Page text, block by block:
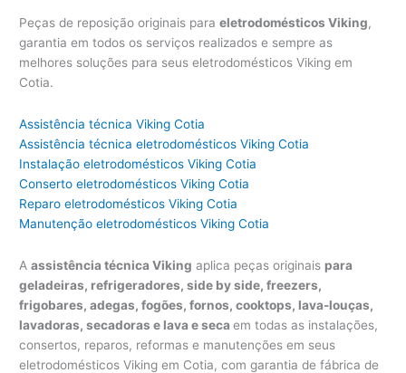
Peças de reposição originais paraeletrodomésticos Viking,
garantia em todos os serviços realizados e sempre as
melhores soluções para seus eletrodomésticos Viking em
Cotia.
Assistência técnica Viking Cotia
Assistência técnica eletrodomésticos Viking Cotia
Instalação eletrodomésticos Viking Cotia
Conserto eletrodomésticos Viking Cotia
Reparo eletrodomésticos Viking Cotia
Manutenção eletrodomésticos Viking Cotia
Aassistência técnica Viking aplica peças originais para
geladeiras, refrigeradores, side by side, freezers,
frigobares, adegas, fogões, fornos, cooktops, lava-louças,
lavadoras, secadoras e lava e secaem todas as instalações,
consertos, reparos, reformas e manutenções em seus
eletrodomésticos Viking em Cotia, com garantia de fábrica de